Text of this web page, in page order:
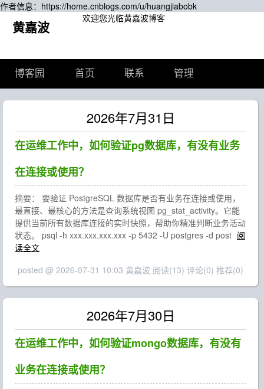
作者信息：https://home.cnblogs.com/u/huangjiabobk
黄嘉波 欢迎您光临黄嘉波博客
博客园 首页 联系 管理
2026年7月31日
在运维工作中，如何验证pg数据库，有没有业务
在连接或使用？
摘要： 要验证 PostgreSQL 数据库是否有业务在连接或使用，
最直接、最核心的方法是查询系统视图 pg_stat_activity。它能
提供当前所有数据库连接的实时快照，帮助你精准判断业务活动
状态。 psql -h xxx.xxx.xxx.xxx -p 5432 -U postgres -d post 阅
读全文
posted @ 2026-07-31 10:03 黄嘉波 阅读(13) 评论(0) 推荐(0)
2026年7月30日
在运维工作中，如何验证mongo数据库，有没有
业务在连接或使用？